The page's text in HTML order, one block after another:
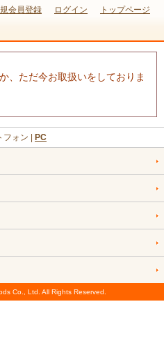
会員登録 ログイン トップページ
、ただ今お取扱いをしておりま
フォン | PC
Co., Ltd. All Rights Reserved.